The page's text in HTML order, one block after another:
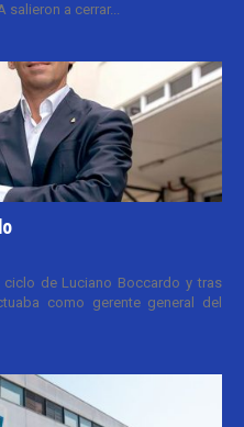
salieron a cerrar...
de Luciano Boccardo y tras
como gerente general del